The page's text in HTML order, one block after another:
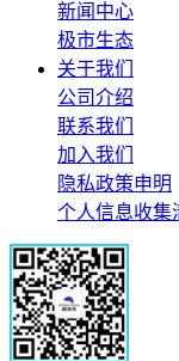
新闻中心
极市生态
关于我们
公司介绍
联系我们
加入我们
隐私政策申明
个人信息收集